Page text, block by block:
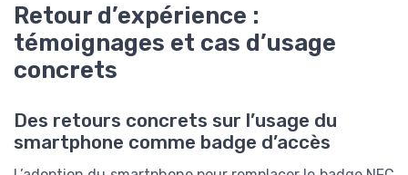
Retour d’expérience :
témoignages et cas d’usage
concrets
Des retours concrets sur l’usage du
smartphone comme badge d’accès